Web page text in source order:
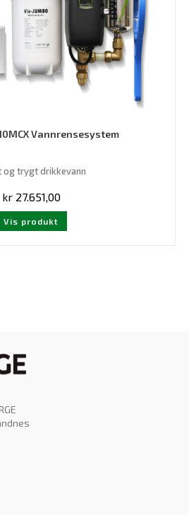
Vannrensesystem
og trygt drikkevann
kr27.651,00
Vis produkt